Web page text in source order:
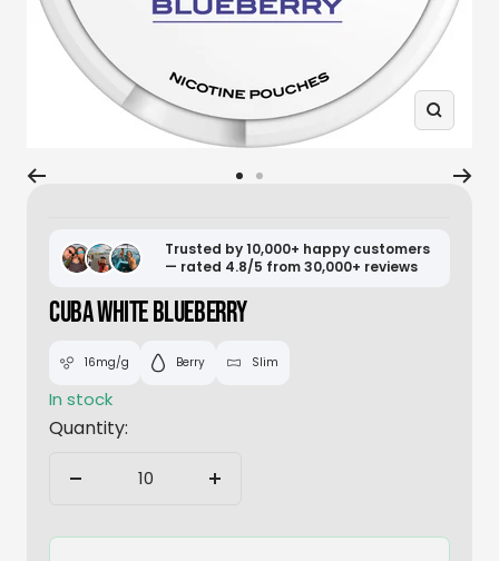
Zoom
slide
1
slide
2
Trusted by 10,000+ happy customers
— rated 4.8/5 from 30,000+ reviews
CUBA WHITE BLUEBERRY
16mg/g Berry Slim
In stock
Quantity:
Decrease
Increase